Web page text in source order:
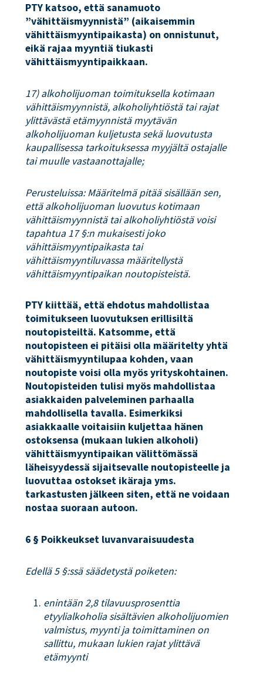
PTY katsoo, että sanamuoto
”vähittäismyynnistä” (aikaisemmin
vähittäismyyntipaikasta) on onnistunut,
eikä rajaa myyntiä tiukasti
vähittäismyyntipaikkaan.
17) alkoholijuoman toimituksella kotimaan
vähittäismyynnistä, alkoholiyhtiöstä tai rajat
ylittävästä etämyynnistä myytävän
alkoholijuoman kuljetusta sekä luovutusta
kaupallisessa tarkoituksessa myyjältä ostajalle
tai muulle vastaanottajalle;
Perusteluissa: Määritelmä pitää sisällään sen,
että alkoholijuoman luovutus kotimaan
vähittäismyynnistä tai alkoholiyhtiöstä voisi
tapahtua 17 §:n mukaisesti joko
vähittäismyyntipaikasta tai
vähittäismyyntiluvassa määritellystä
vähittäismyyntipaikan noutopisteistä.
PTY kiittää, että ehdotus mahdollistaa
toimitukseen luovutuksen erillisiltä
noutopisteiltä. Katsomme, että
noutopisteen ei pitäisi olla määritelty yhtä
vähittäismyyntilupaa kohden, vaan
noutopiste voisi olla myös yrityskohtainen.
Noutopisteiden tulisi myös mahdollistaa
asiakkaiden palveleminen parhaalla
mahdollisella tavalla. Esimerkiksi
asiakkaalle voitaisiin kuljettaa hänen
ostoksensa (mukaan lukien alkoholi)
vähittäismyyntipaikan välittömässä
läheisyydessä sijaitsevalle noutopisteelle ja
luovuttaa ostokset ikäraja yms.
tarkastusten jälkeen siten, että ne voidaan
nostaa suoraan autoon.
6 § Poikkeukset luvanvaraisuudesta
Edellä 5 §:ssä säädetystä poiketen:
enintään 2,8 tilavuusprosenttia
etyylialkoholia sisältävien alkoholijuomien
valmistus, myynti ja toimittaminen on
sallittu, mukaan lukien rajat ylittävä
etämyynti